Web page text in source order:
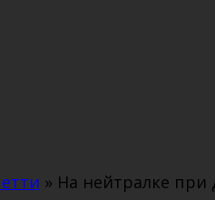
» На нейтралке